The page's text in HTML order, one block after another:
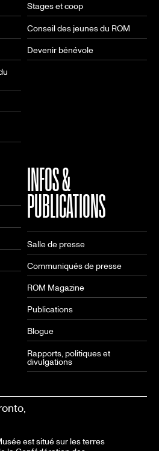
Stages et coop
Conseil des jeunes du ROM
Devenir bénévole
INFOS &
PUBLICATIONS
Salle de presse
Communiqués de presse
ROM Magazine
Publications
Blogue
Rapports, politiques et
divulgations
est situé sur les terres